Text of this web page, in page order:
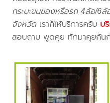
กระบะขนของหรือรถ 4ล้อ/6
จังหวัด เราก็ให้บริการครับ บ
สอบถาม พูดคุย ทักมาคุยกันก่